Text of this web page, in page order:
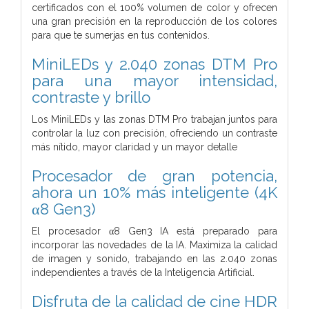
certificados con el 100% volumen de color y ofrecen
una gran precisión en la reproducción de los colores
para que te sumerjas en tus contenidos.
MiniLEDs y 2.040 zonas DTM Pro
para una mayor intensidad,
contraste y brillo
Los MiniLEDs y las zonas DTM Pro trabajan juntos para
controlar la luz con precisión, ofreciendo un contraste
más nítido, mayor claridad y un mayor detalle
Procesador de gran potencia,
ahora un 10% más inteligente (4K
α8 Gen3)
El procesador α8 Gen3 IA está preparado para
incorporar las novedades de la IA. Maximiza la calidad
de imagen y sonido, trabajando en las 2.040 zonas
independientes a través de la Inteligencia Artificial.
Disfruta de la calidad de cine HDR